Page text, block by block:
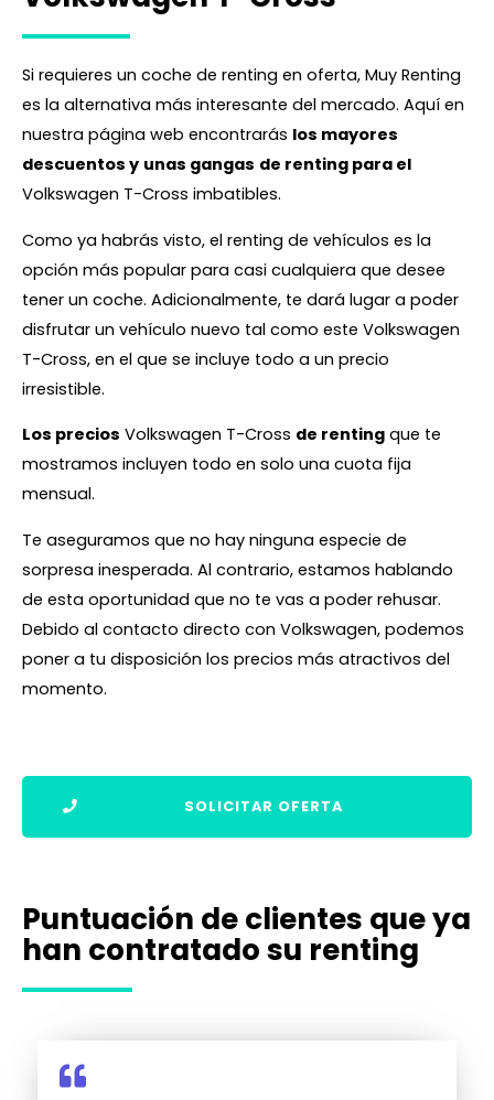
Si requieres un coche de renting en oferta, Muy Renting
es la alternativa más interesante del mercado. Aquí en
nuestra página web encontrarás los mayores
descuentos y unas gangas de renting para el
Volkswagen T-Cross imbatibles.
Como ya habrás visto, el renting de vehículos es la
opción más popular para casi cualquiera que desee
tener un coche. Adicionalmente, te dará lugar a poder
disfrutar un vehículo nuevo tal como este Volkswagen
T-Cross, en el que se incluye todo a un precio
irresistible.
Los precios Volkswagen T-Cross de renting que te
mostramos incluyen todo en solo una cuota fija
mensual.
Te aseguramos que no hay ninguna especie de
sorpresa inesperada. Al contrario, estamos hablando
de esta oportunidad que no te vas a poder rehusar.
Debido al contacto directo con Volkswagen, podemos
poner a tu disposición los precios más atractivos del
momento.
SOLICITAR OFERTA
Puntuación de clientes que ya
han contratado su renting